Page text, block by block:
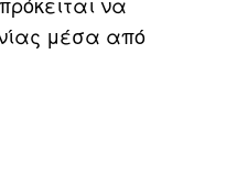
μέσα από